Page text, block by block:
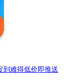
到难得低价即推送